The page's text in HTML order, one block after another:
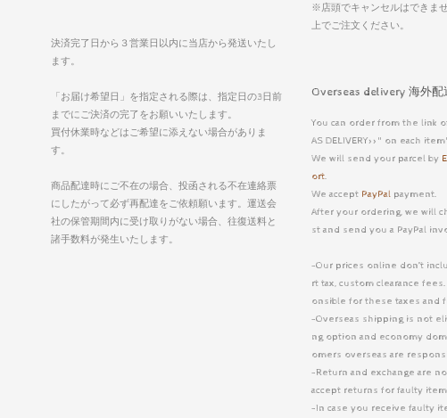
決済完了日から３営業日以内に当店から発送いたし
ます。
「お届け希望日」を指定される際は、指定日の3日前
までにご決済の完了をお願いいたします。
買付休業時などはご希望に添えない場合がありま
す。
商品配達時にご不在の場合、投函される不在連絡票
にしたがって必ず再配達をご依頼願います。運送会
社の保管期間内に受け取りがない場合、往復送料と
諸手数料が発生いたします。
※店頭でキャンセルはできま
上でご注文ください。
Overseas delivery 海外配
You can order from the link of
AS DELIVERY>>" on each
We will send your parcel by
ort.
We accept PayPalpayment.
After your ordering, we will
st and send you a PayPal
-Our prices online don’t
rt tax, custom clearance
onsible for these taxes and
-Overseas shipping is not
ng option and economy
omers overseas are
-Return and exchange are
accept returns for faulty
-In case you receive faulty